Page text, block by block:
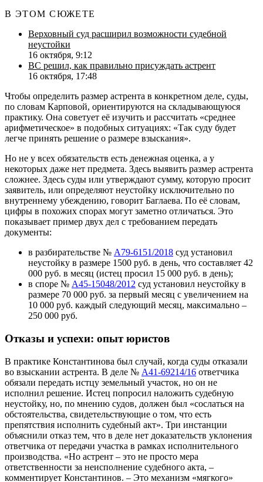
В ЭТОМ СЮЖЕТЕ
Верховный суд расширил возможности судебной
неустойки
16 октября, 9:12
ВС решил, как правильно присуждать астрент
16 октября, 17:48
Чтобы определить размер астрента в конкретном деле, суды,
по словам Карповой, ориентируются на складывающуюся
практику. Она советует её изучить и рассчитать «среднее
арифметическое» в подобных ситуациях: «Так суду будет
легче принять решение о размере взыскания».
Но не у всех обязательств есть денежная оценка, а у
некоторых даже нет предмета. Здесь выявить размер астрента
сложнее. Здесь суды или утверждают сумму, которую просит
заявитель, или определяют неустойку исключительно по
внутреннему убеждению, говорит Баглаева. По её словам,
цифры в похожих спорах могут заметно отличаться. Это
показывает пример двух дел с требованием передать
документы:
в разбирательстве № А79-6151/2018 суд установил
неустойку в размере 1500 руб. в день, что составляет 42
000 руб. в месяц (истец просил 15 000 руб. в день);
в споре № А45-15048/2012 суд установил неустойку в
размере 70 000 руб. за первый месяц с увеличением на
10 000 руб. каждый следующий месяц, максимально –
250 000 руб.
Отказы и успехи: опыт юристов
В практике Константинова был случай, когда суды отказали
во взыскании астрента. В деле № А41-69214/16 ответчика
обязали передать истцу земельный участок, но он не
исполнил решение. Истец попросил наложить судебную
неустойку, но, по мнению судов, должен был «сослаться на
обстоятельства, свидетельствующие о том, что есть
препятствия исполнить судебный акт». Три инстанции
объяснили отказ тем, что в деле нет доказательств уклонения
ответчика от передачи участка в рамках исполнительного
производства. «Но астрент – это не просто мера
ответственности за неисполнение судебного акта, –
комментирует Константинов. – Это механизм «мягкого»